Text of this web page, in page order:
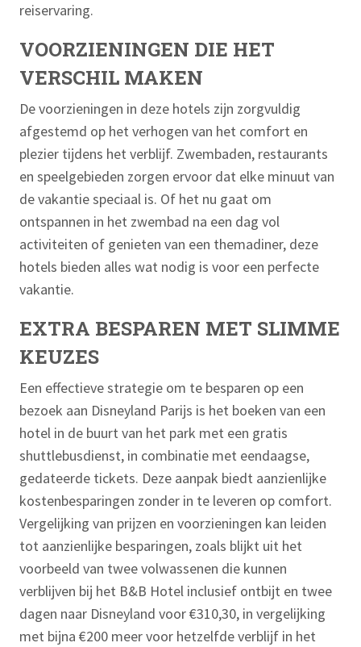
reiservaring.
VOORZIENINGEN DIE HET
VERSCHIL MAKEN
De voorzieningen in deze hotels zijn zorgvuldig
afgestemd op het verhogen van het comfort en
plezier tijdens het verblijf. Zwembaden, restaurants
en speelgebieden zorgen ervoor dat elke minuut van
de vakantie speciaal is. Of het nu gaat om
ontspannen in het zwembad na een dag vol
activiteiten of genieten van een themadiner, deze
hotels bieden alles wat nodig is voor een perfecte
vakantie.
EXTRA BESPAREN MET SLIMME
KEUZES
Een effectieve strategie om te besparen op een
bezoek aan Disneyland Parijs is het boeken van een
hotel in de buurt van het park met een gratis
shuttlebusdienst, in combinatie met eendaagse,
gedateerde tickets. Deze aanpak biedt aanzienlijke
kostenbesparingen zonder in te leveren op comfort.
Vergelijking van prijzen en voorzieningen kan leiden
tot aanzienlijke besparingen, zoals blijkt uit het
voorbeeld van twee volwassenen die kunnen
verblijven bij het B&B Hotel inclusief ontbijt en twee
dagen naar Disneyland voor €310,30, in vergelijking
met bijna €200 meer voor hetzelfde verblijf in het